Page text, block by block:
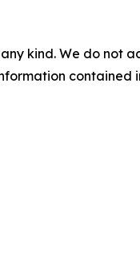
kind. We do